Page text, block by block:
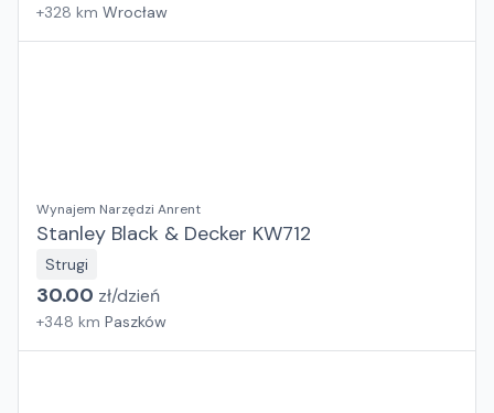
+328 km Wrocław
Wynajem Narzędzi Anrent
Stanley Black & Decker KW712
Strugi
30.00 zł/dzień
+348 km Paszków